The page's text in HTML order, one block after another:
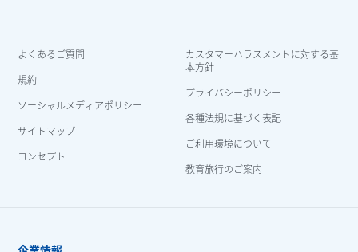
よくあるご質問
規約
ソーシャルメディアポリシー
サイトマップ
コンセプト
カスタマーハラスメントに対する基
本方針
プライバシーポリシー
各種法規に基づく表記
ご利用環境について
教育旅行のご案内